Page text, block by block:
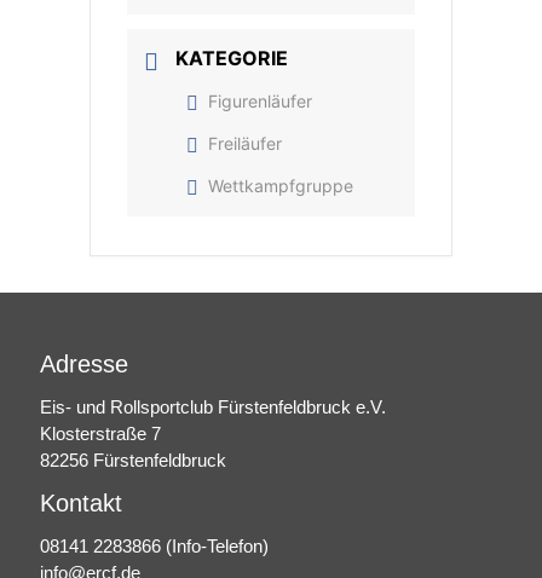
KATEGORIE
Figurenläufer
Freiläufer
Wettkampfgruppe
Adresse
Eis- und Rollsportclub Fürstenfeldbruck e.V.
Klosterstraße 7
82256 Fürstenfeldbruck
Kontakt
08141 2283866 (Info-Telefon)
info@ercf.de